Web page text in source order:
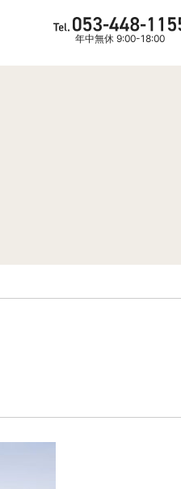
年中無休 9:00-18:00